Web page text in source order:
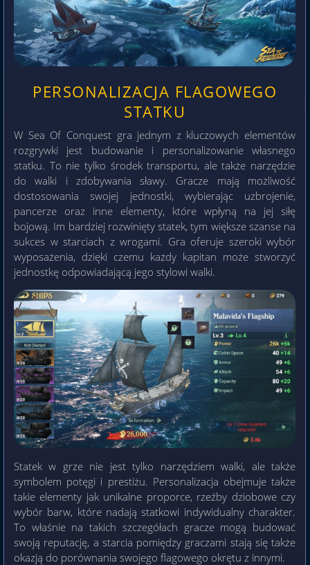
PERSONALIZACJA FLAGOWEGO
STATKU
W Sea Of Conquest gra jednym z kluczowych elementów
rozgrywki jest budowanie i personalizowanie własnego
statku. To nie tylko środek transportu, ale także narzędzie
do walki i zdobywania sławy. Gracze mają możliwość
dostosowania swojej jednostki, wybierając uzbrojenie,
pancerze oraz inne elementy, które wpłyną na jej siłę
bojową. Im bardziej rozwinięty statek, tym większe szanse na
sukces w starciach z wrogami. Gra oferuje szeroki wybór
wyposażenia, dzięki czemu każdy kapitan może stworzyć
jednostkę odpowiadającą jego stylowi walki.
Statek w grze nie jest tylko narzędziem walki, ale także
symbolem potęgi i prestiżu. Personalizacja obejmuje także
takie elementy jak unikalne proporce, rzeźby dziobowe czy
wybór barw, które nadają statkowi indywidualny charakter.
To właśnie na takich szczegółach gracze mogą budować
swoją reputację, a starcia pomiędzy graczami stają się także
okazją do porównania swojego flagowego okrętu z innymi.